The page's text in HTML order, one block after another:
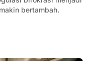
bertambah.